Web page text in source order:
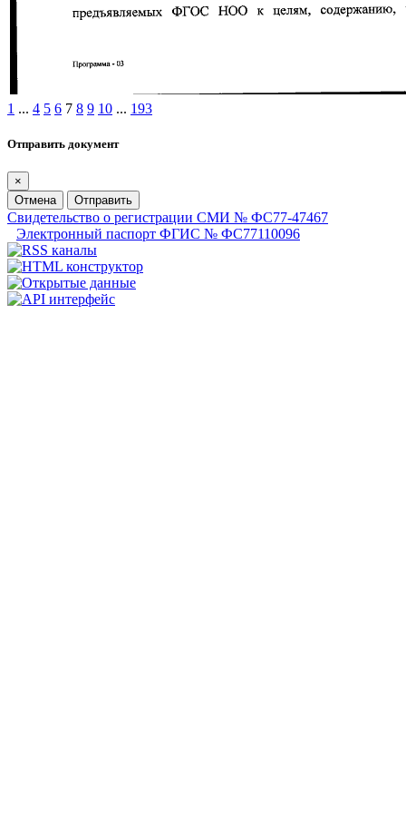
1 ... 4 5 6 7 8 9 10 ... 193
Отправить документ
×
Отмена
Отправить
Свидетельство о регистрации СМИ № ФС77-47467
Электронный паспорт ФГИС № ФС77110096